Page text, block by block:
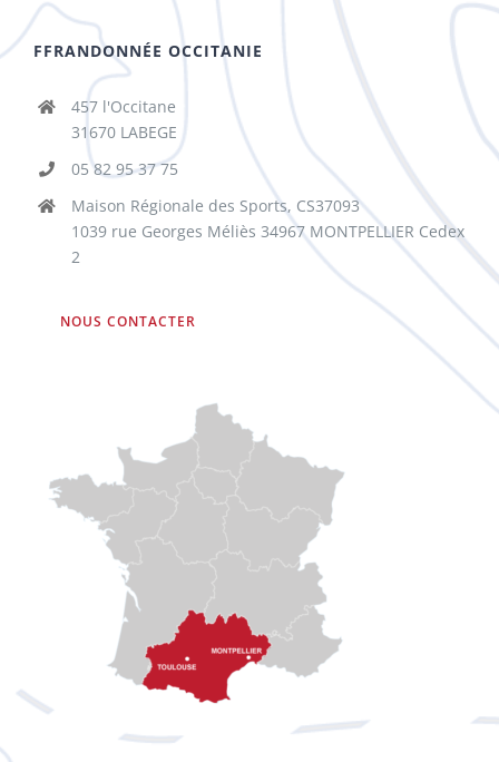
FFRANDONNÉE OCCITANIE
457 l'Occitane
31670 LABEGE
05 82 95 37 75
Maison Régionale des Sports, CS37093
1039 rue Georges Méliès 34967 MONTPELLIER Cedex
2
NOUS CONTACTER